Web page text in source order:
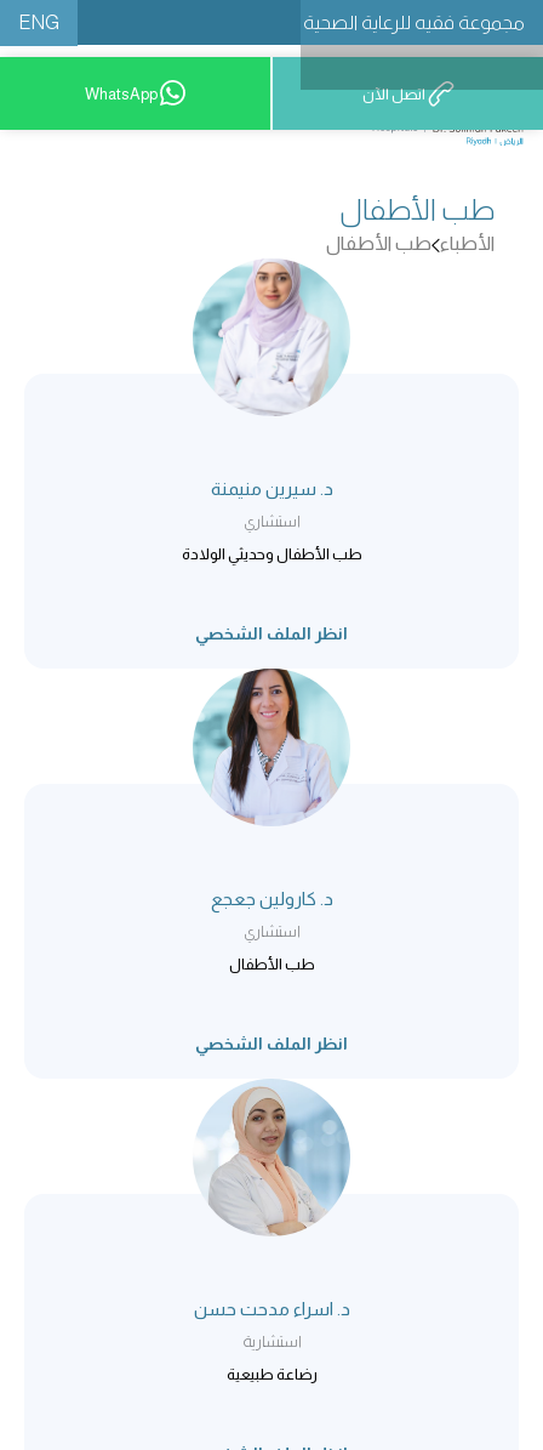
مجموعة فقيه للرعاية الصحية ENG
8001209999
اتصل الآن WhatsApp
طب الأطفال
الأطباء طب الأطفال
د. سيرين منيمنة
استشاري
طب الأطفال وحديثي الولادة
انظر الملف الشخصي
د. كارولين جعجع
استشاري
طب الأطفال
انظر الملف الشخصي
د. اسراء مدحت حسن
استشارية
رضاعة طبيعية